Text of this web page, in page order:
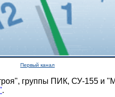
Первый канал
группы ПИК, СУ-155
.